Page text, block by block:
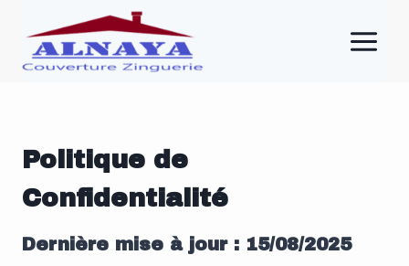
contenu
Politique de
Confidentialité
Dernière mise à jour : 15/08/2025